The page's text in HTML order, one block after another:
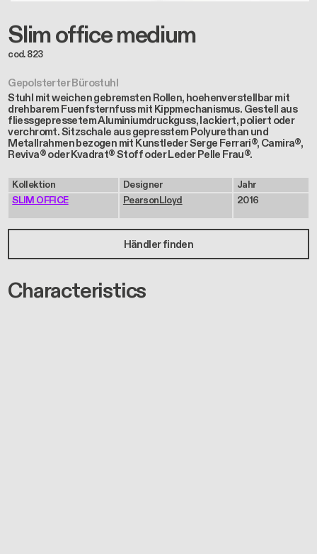
Slim office medium
cod. 823
Gepolsterter Bürostuhl
Stuhl mit weichen gebremsten Rollen, hoehenverstellbar mit
drehbarem Fuenfsternfuss mit Kippmechanismus. Gestell aus
fliessgepressetem Aluminiumdruckguss, lackiert, poliert oder
verchromt. Sitzschale aus gepresstem Polyurethan und
Metallrahmen bezogen mit Kunstleder Serge Ferrari®, Camira®,
Reviva® oder Kvadrat® Stoff oder Leder Pelle Frau®.
Kollektion
SLIM OFFICE
Designer
PearsonLloyd
Jahr
2016
Händler finden
Characteristics